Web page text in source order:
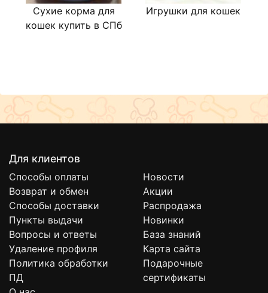
Сухие корма для
кошек купить в СПб
Игрушки для кошек
Для клиентов
Способы оплаты
Возврат и обмен
Способы доставки
Пункты выдачи
Вопросы и ответы
Удаление профиля
Политика обработки
ПД
Новости
Акции
Распродажа
Новинки
База знаний
Карта сайта
Подарочные
сертификаты